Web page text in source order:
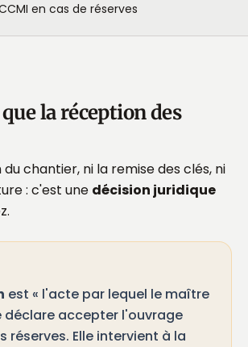
en cas de réserves
la réception des
chantier, ni la remise des clés, ni
: c'est une décision juridique
est « l'acte par lequel le maître
déclare accepter l'ouvrage
réserves. Elle intervient à la